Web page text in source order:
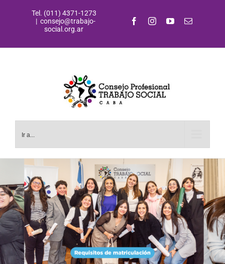
Tel. (011) 4371-1273
| consejo@trabajo-
social.org.ar
FacebookInstagramYouTubeCorreo
Ir a...